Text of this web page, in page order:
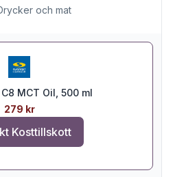
och mat
MCT Oil, 500 ml
279 kr
Kosttillskott